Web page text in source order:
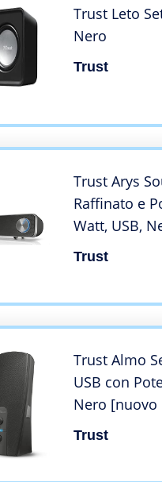
Trust Leto
Nero
Trust
Trust Arys
Raffinato e
Watt, USB,
Trust
Trust Almo
USB con
Nero
Trust